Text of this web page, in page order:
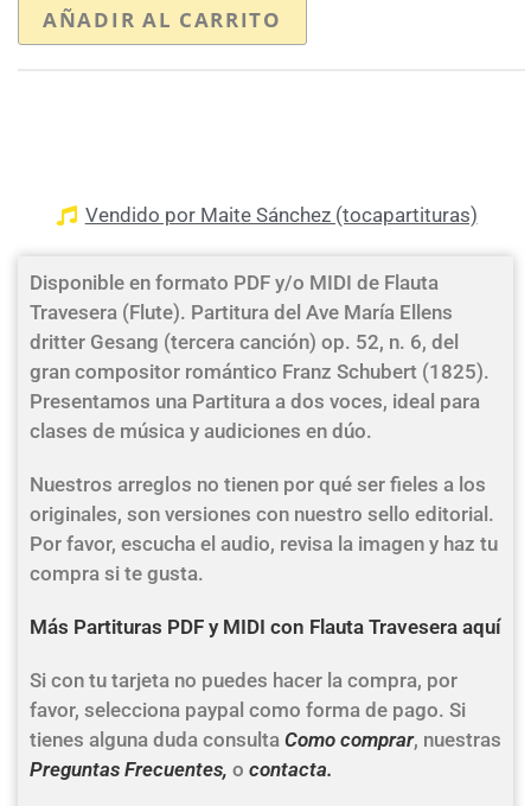
AÑADIR AL CARRITO
Vendido por Maite Sánchez (tocapartituras)
Disponible en formato PDF y/o MIDI de Flauta
Travesera (Flute). Partitura del Ave María Ellens
dritter Gesang (tercera canción) op. 52, n. 6, del
gran compositor romántico Franz Schubert (1825).
Presentamos una Partitura a dos voces, ideal para
clases de música y audiciones en dúo.
Nuestros arreglos no tienen por qué ser fieles a los
originales, son versiones con nuestro sello editorial.
Por favor, escucha el audio, revisa la imagen y haz tu
compra si te gusta.
Más Partituras PDF y MIDI con Flauta Travesera aquí
Si con tu tarjeta no puedes hacer la compra, por
favor, selecciona paypal como forma de pago. Si
tienes alguna duda consulta Como comprar, nuestras
Preguntas Frecuentes, o contacta.